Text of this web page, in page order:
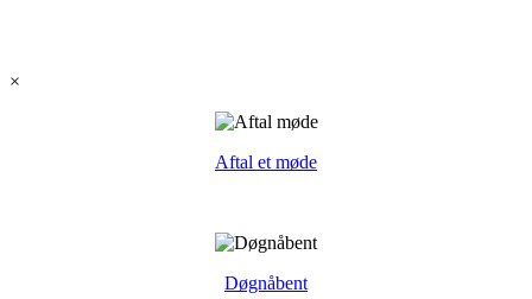
×
Aftal et møde
Døgnåbent